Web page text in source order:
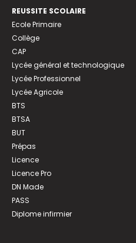
REUSSITE SCOLAIRE
Ecole Primaire
Collège
CAP
Lycée général et technologique
Lycée Professionnel
Lycée Agricole
BTS
BTSA
BUT
Prépas
Licence
Licence Pro
DN Made
PASS
Diplome infirmier